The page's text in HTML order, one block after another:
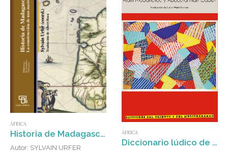
ÁFRICA
Historia de Madagascar : La construcción de una nación
Autor: SYLVAIN URFER
ÁFRICA
Diccionario lúdico de las culturas africanas